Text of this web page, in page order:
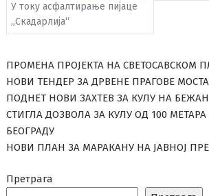
У току асфалтирање пијаце
„Скадарлија“
ПРОМЕНА ПРОЈЕКТА НА СВЕТОСАВСКОМ
НОВИ ТЕНДЕР ЗА ДРВЕНЕ ПРАГОВЕ
ПОДНЕТ НОВИ ЗАХТЕВ ЗА КУЛУ НА
СТИГЛА ДОЗВОЛА ЗА КУЛУ ОД 100
БЕОГРАДУ
НОВИ ПЛАН ЗА МАРАКАНУ НА ЈАВНОЈ
Претрага